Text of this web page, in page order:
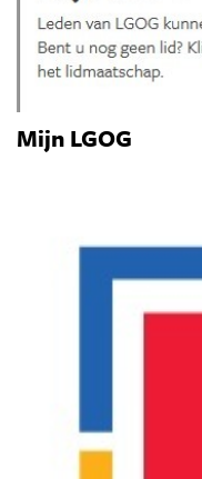
Mijn LGOG